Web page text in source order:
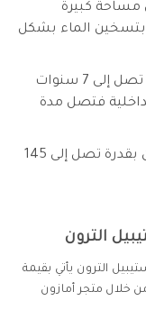
مساحة كبيرة
بتسخين الماء بشكل
يمكنك الحصول على فترة ضمان كبيرة تصل إلى 7 سنوات
فتصل مدة
تستطيع تسخين المياه داخل السخان بقدرة تصل إلى 145
الترون
الترون يأتي بقيمة
خلال متجر أمازون